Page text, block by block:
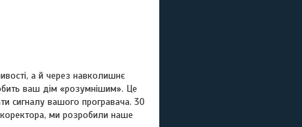
а й через навколишнє
ваш дім «розумнішим». Це
сигналу вашого програвача. 30
ми розробили наше